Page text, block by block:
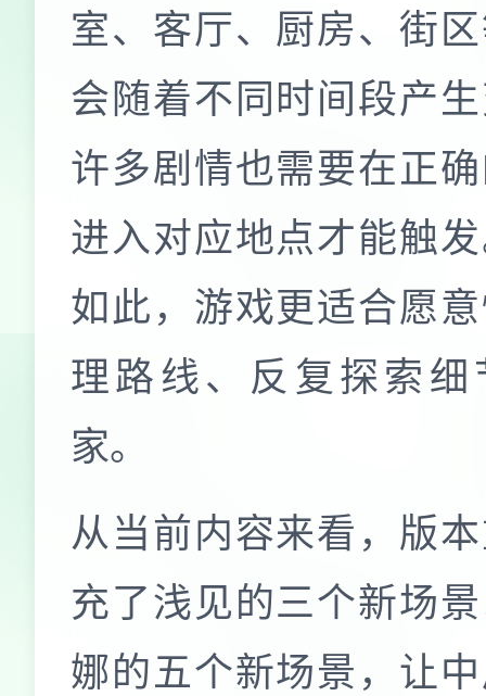
室、客厅、厨房、街
会随着不同时间段产
许多剧情也需要在正
进入对应地点才能触
如此，游戏更适合愿
理路线、反复探索细
家。
从当前内容来看，版
充了浅见的三个新场
娜的五个新场景，让